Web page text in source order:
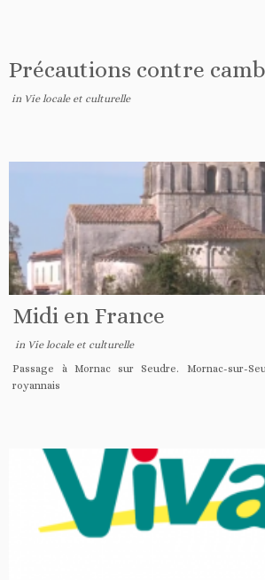
Précautions contre
in Vie locale et culturelle
Midi en France
in Vie locale et culturelle
Passage à Mornac sur Seudre. Mornac-sur-
royannais